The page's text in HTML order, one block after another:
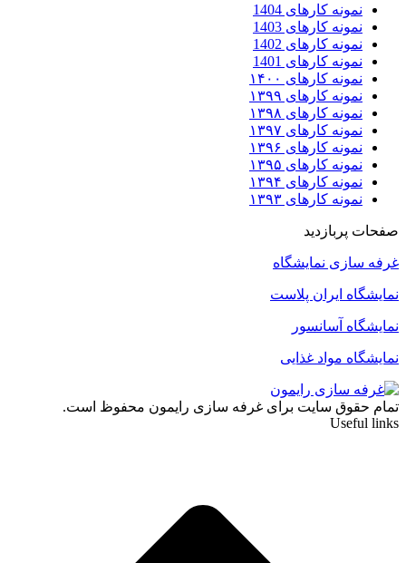
نمونه کارهای 1404
نمونه کارهای 1403
نمونه کارهای 1402
نمونه کارهای 1401
نمونه کارهای ۱۴۰۰
نمونه کارهای ۱۳۹۹
نمونه کارهای ۱۳۹۸
نمونه کارهای ۱۳۹۷
نمونه کارهای ۱۳۹۶
نمونه کارهای ۱۳۹۵
نمونه کارهای ۱۳۹۴
نمونه کارهای ۱۳۹۳
صفحات پربازدید
غرفه سازی نمایشگاه
نمایشگاه ایران پلاست
نمایشگاه آسانسور
نمایشگاه مواد غذایی
تمام حقوق سایت برای غرفه سازی رایمون محفوظ است.
Useful links